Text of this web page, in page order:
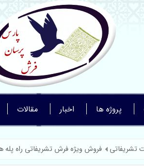
پروژه ها اخبار مقالات
تشریفاتی فروش ویژه فرش تشریفاتی راه پله